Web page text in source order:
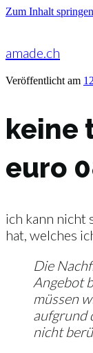
Zum Inhalt springen
amade.ch
Veröffentlicht am
keine
euro
ich kann nicht
hat, welches
Die
Angebot
müssen
aufgrund
nicht